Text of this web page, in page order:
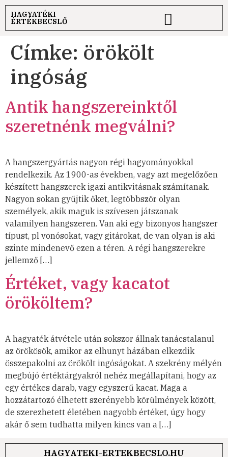
HAGYATÉKI
ÉRTÉKBECSLŐ
Címke: örökölt
ingóság
Antik hangszereinktől
szeretnénk megválni?
A hangszergyártás nagyon régi hagyományokkal
rendelkezik. Az 1900-as években, vagy azt megelőzően
készített hangszerek igazi antikvitásnak számítanak.
Nagyon sokan gyűjtik őket, legtöbbször olyan
személyek, akik maguk is szívesen játszanak
valamilyen hangszeren. Van aki egy bizonyos hangszer
típust, pl vonósokat, vagy gitárokat, de van olyan is aki
szinte mindenevő ezen a téren. A régi hangszerekre
jellemző […]
Értéket, vagy kacatot
örököltem?
A hagyaték átvétele után sokszor állnak tanácstalanul
az örökösök, amikor az elhunyt házában elkezdik
összepakolni az örökölt ingóságokat. A szekrény mélyén
megbújó értéktárgyakról nehéz megállapítani, hogy az
egy értékes darab, vagy egyszerű kacat. Maga a
hozzátartozó élhetett szerényebb körülmények között,
de szerezhetett életében nagyobb értéket, úgy hogy
akár ő sem tudhatta milyen kincs van a […]
HAGYATEKI-ERTEKBECSLO.HU